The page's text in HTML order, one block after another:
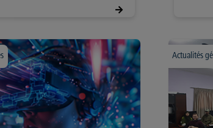
Actualités